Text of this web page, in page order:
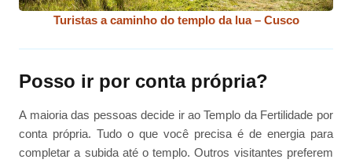
Turistas a caminho do templo da lua – Cusco
Posso ir por conta própria?
A maioria das pessoas decide ir ao Templo da Fertilidade por
conta própria. Tudo o que você precisa é de energia para
completar a subida até o templo. Outros visitantes preferem